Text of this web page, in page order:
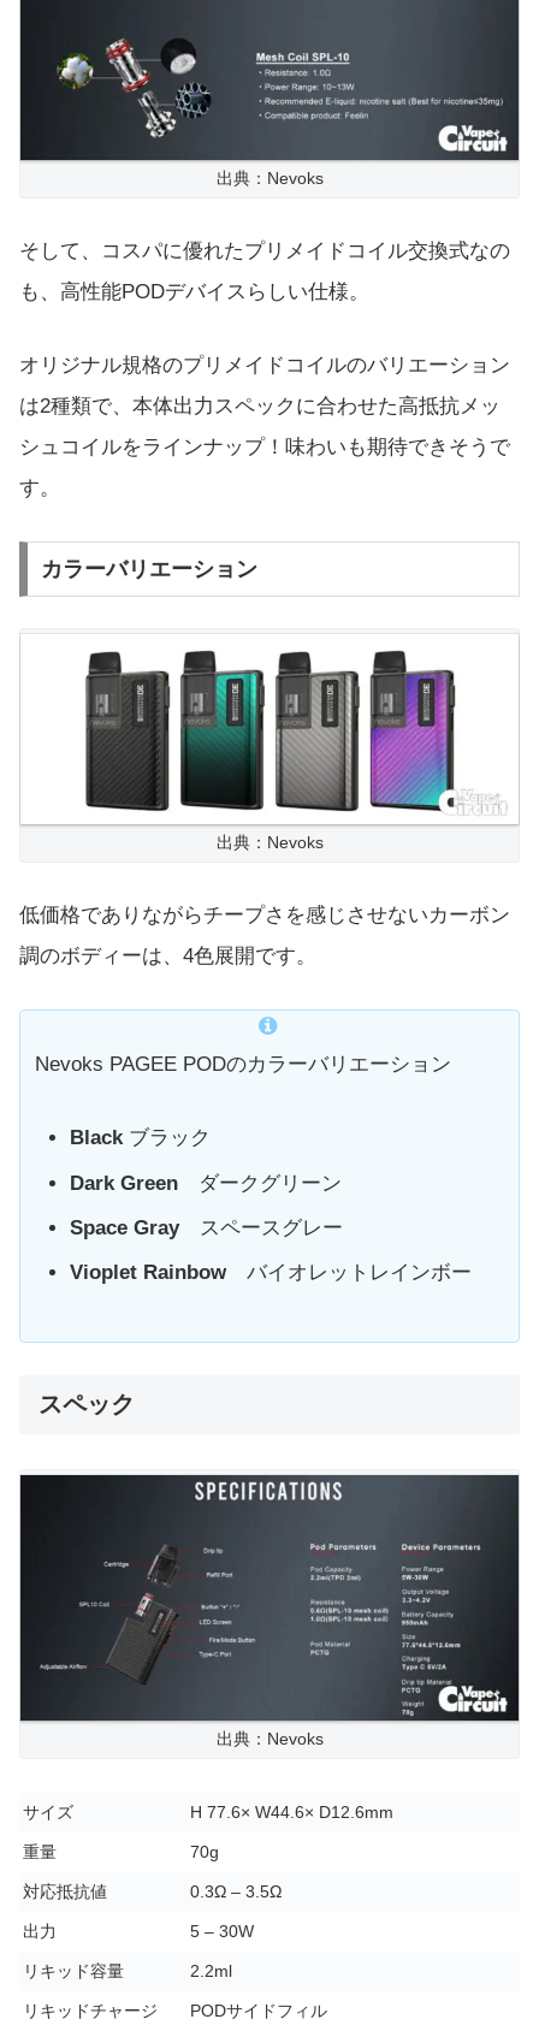
出典：Nevoks
そして、コスパに優れたプリメイドコイル交換式なの
も、高性能PODデバイスらしい仕様。
オリジナル規格のプリメイドコイルのバリエーション
は2種類で、本体出力スペックに合わせた高抵抗メッ
シュコイルをラインナップ！味わいも期待できそうで
す。
カラーバリエーション
出典：Nevoks
低価格でありながらチープさを感じさせないカーボン
調のボディーは、4色展開です。
Nevoks PAGEE PODのカラーバリエーション
Blackブラック
Dark Green ダークグリーン
Space Grayスペースグレー
Vioplet Rainbowバイオレットレインボー
スペック
出典：Nevoks
サイズ H 77.6× W44.6× D12.6mm
重量 70g
対応抵抗値 0.3Ω – 3.5Ω
出力 5 – 30W
リキッド容量 2.2ml
リキッドチャージ PODサイドフィル